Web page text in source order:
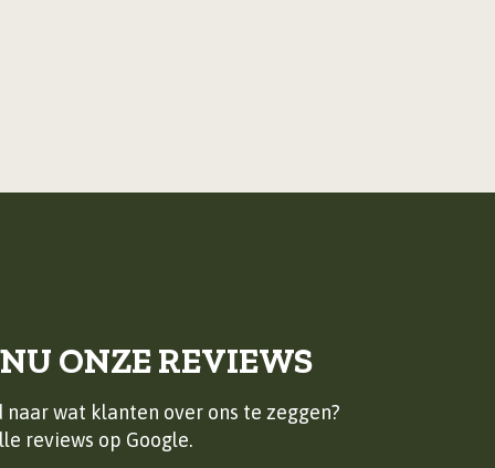
ONZE REVIEWS
naar wat klanten over ons te zeggen?
reviews op Google.